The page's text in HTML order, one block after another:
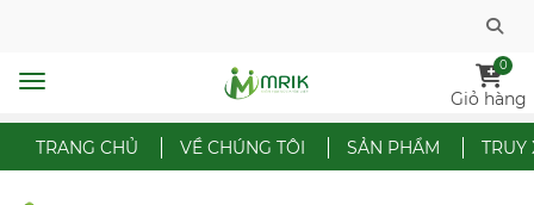
Giỏ hàng
0
TRANG CHỦ VỀ CHÚNG TÔI SẢN PHẨM TRUY